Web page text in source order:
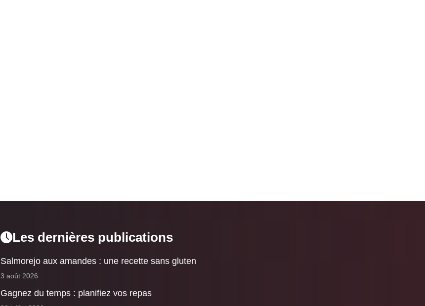
Les dernières publications
Salmorejo aux amandes : une recette sans gluten
3 août 2026
Gagnez du temps : planifiez vos repas